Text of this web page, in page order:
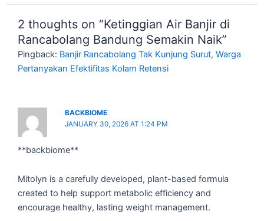
2 thoughts on “Ketinggian Air Banjir di
Rancabolang Bandung Semakin Naik”
Pingback: Banjir Rancabolang Tak Kunjung Surut, Warga
Pertanyakan Efektifitas Kolam Retensi
BACKBIOME
JANUARY 30, 2026 AT 1:24 PM
**backbiome**
Mitolyn is a carefully developed, plant-based formula
created to help support metabolic efficiency and
encourage healthy, lasting weight management.